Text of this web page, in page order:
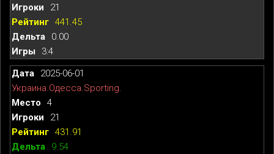
21
441.45
0.00
3:4
2025-06-01
Украина.Одесса.Sporting.
4
21
431.91
9.54